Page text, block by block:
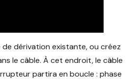
dérivation existante, ou créez
le câble. À cet endroit, le câble
partira en boucle : phase